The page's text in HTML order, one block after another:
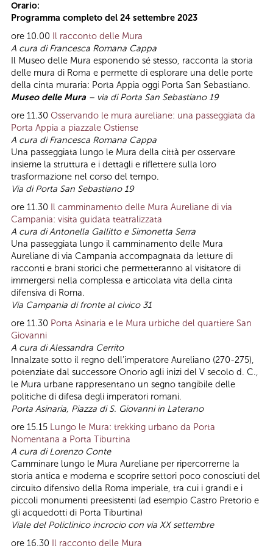
Orario:
Programma completo del 24 settembre 2023
ore 10.00 Il racconto delle Mura
A cura di Francesca Romana Cappa
Il Museo delle Mura esponendo sé stesso, racconta la storia
delle mura di Roma e permette di esplorare una delle porte
della cinta muraria: Porta Appia oggi Porta San Sebastiano.
Museo delle Mura – via di Porta San Sebastiano 19
ore 11.30 Osservando le mura aureliane: una passeggiata da
Porta Appia a piazzale Ostiense
A cura di Francesca Romana Cappa
Una passeggiata lungo le Mura della città per osservare
insieme la struttura e i dettagli e riflettere sulla loro
trasformazione nel corso del tempo.
Via di Porta San Sebastiano 19
ore 11.30 Il camminamento delle Mura Aureliane di via
Campania: visita guidata teatralizzata
A cura di Antonella Gallitto e Simonetta Serra
Una passeggiata lungo il camminamento delle Mura
Aureliane di via Campania accompagnata da letture di
racconti e brani storici che permetteranno al visitatore di
immergersi nella complessa e articolata vita della cinta
difensiva di Roma.
Via Campania di fronte al civico 31
ore 11.30 Porta Asinaria e le Mura urbiche del quartiere San
Giovanni
A cura di Alessandra Cerrito
Innalzate sotto il regno dell’imperatore Aureliano (270-275),
potenziate dal successore Onorio agli inizi del V secolo d. C.,
le Mura urbane rappresentano un segno tangibile delle
politiche di difesa degli imperatori romani.
Porta Asinaria, Piazza di S. Giovanni in Laterano
ore 15.15 Lungo le Mura: trekking urbano da Porta
Nomentana a Porta Tiburtina
A cura diLorenzo Conte
Camminare lungo le Mura Aureliane per ripercorrerne la
storia antica e moderna e scoprire settori poco conosciuti del
circuito difensivo della Roma imperiale, tra cui i grandi e i
piccoli monumenti preesistenti (ad esempio Castro Pretorio e
gli acquedotti di Porta Tiburtina)
Viale del Policlinico incrocio con via XX settembre
ore 16.30 Il racconto delle Mura